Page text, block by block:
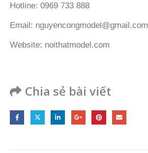
Hotline: 0969 733 888
Email: nguyencongmodel@gmail.com
Website: noithatmodel.com
Chia sẻ bài viết